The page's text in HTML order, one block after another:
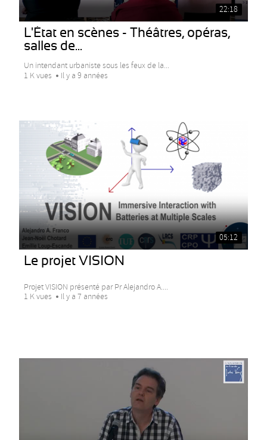
22:18
L'État en scènes - Théâtres, opéras,
salles de...
Un intendant urbaniste sous les feux de la...
1 K vues
Il y a 9 années
05:12
Le projet VISION
Projet VISION présenté par Pr Alejandro A....
1 K vues
Il y a 7 années